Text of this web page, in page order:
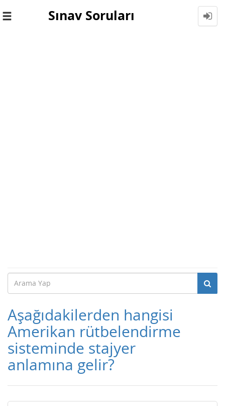
Toggle
Sınav Soruları
Aşağıdakilerden hangisi
Amerikan rütbelendirme
sisteminde stajyer
anlamına gelir?